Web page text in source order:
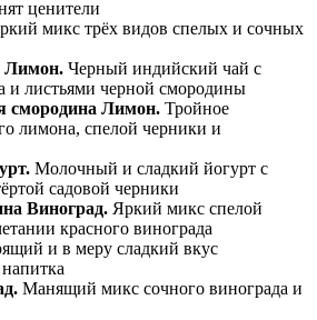
ценители
микс трёх видов спелых и сочных
Лимон. Черный индийский чай с
и листьями черной смородины
смородина Лимон. Тройное
лимона, спелой черники и
Молочный и сладкий йогурт с
садовой черники
Виноград. Яркий микс спелой
красного винограда
и в меру сладкий вкус
напитка
Манящий микс сочного винограда и